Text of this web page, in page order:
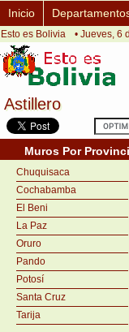
Astillero
Astillero
Inicio
Esto es Bolivia • Jueves, 6
Muros Por
Chuquisaca
Cochabamba
El Beni
La Paz
Oruro
Pando
Potosí
Santa Cruz
Tarija